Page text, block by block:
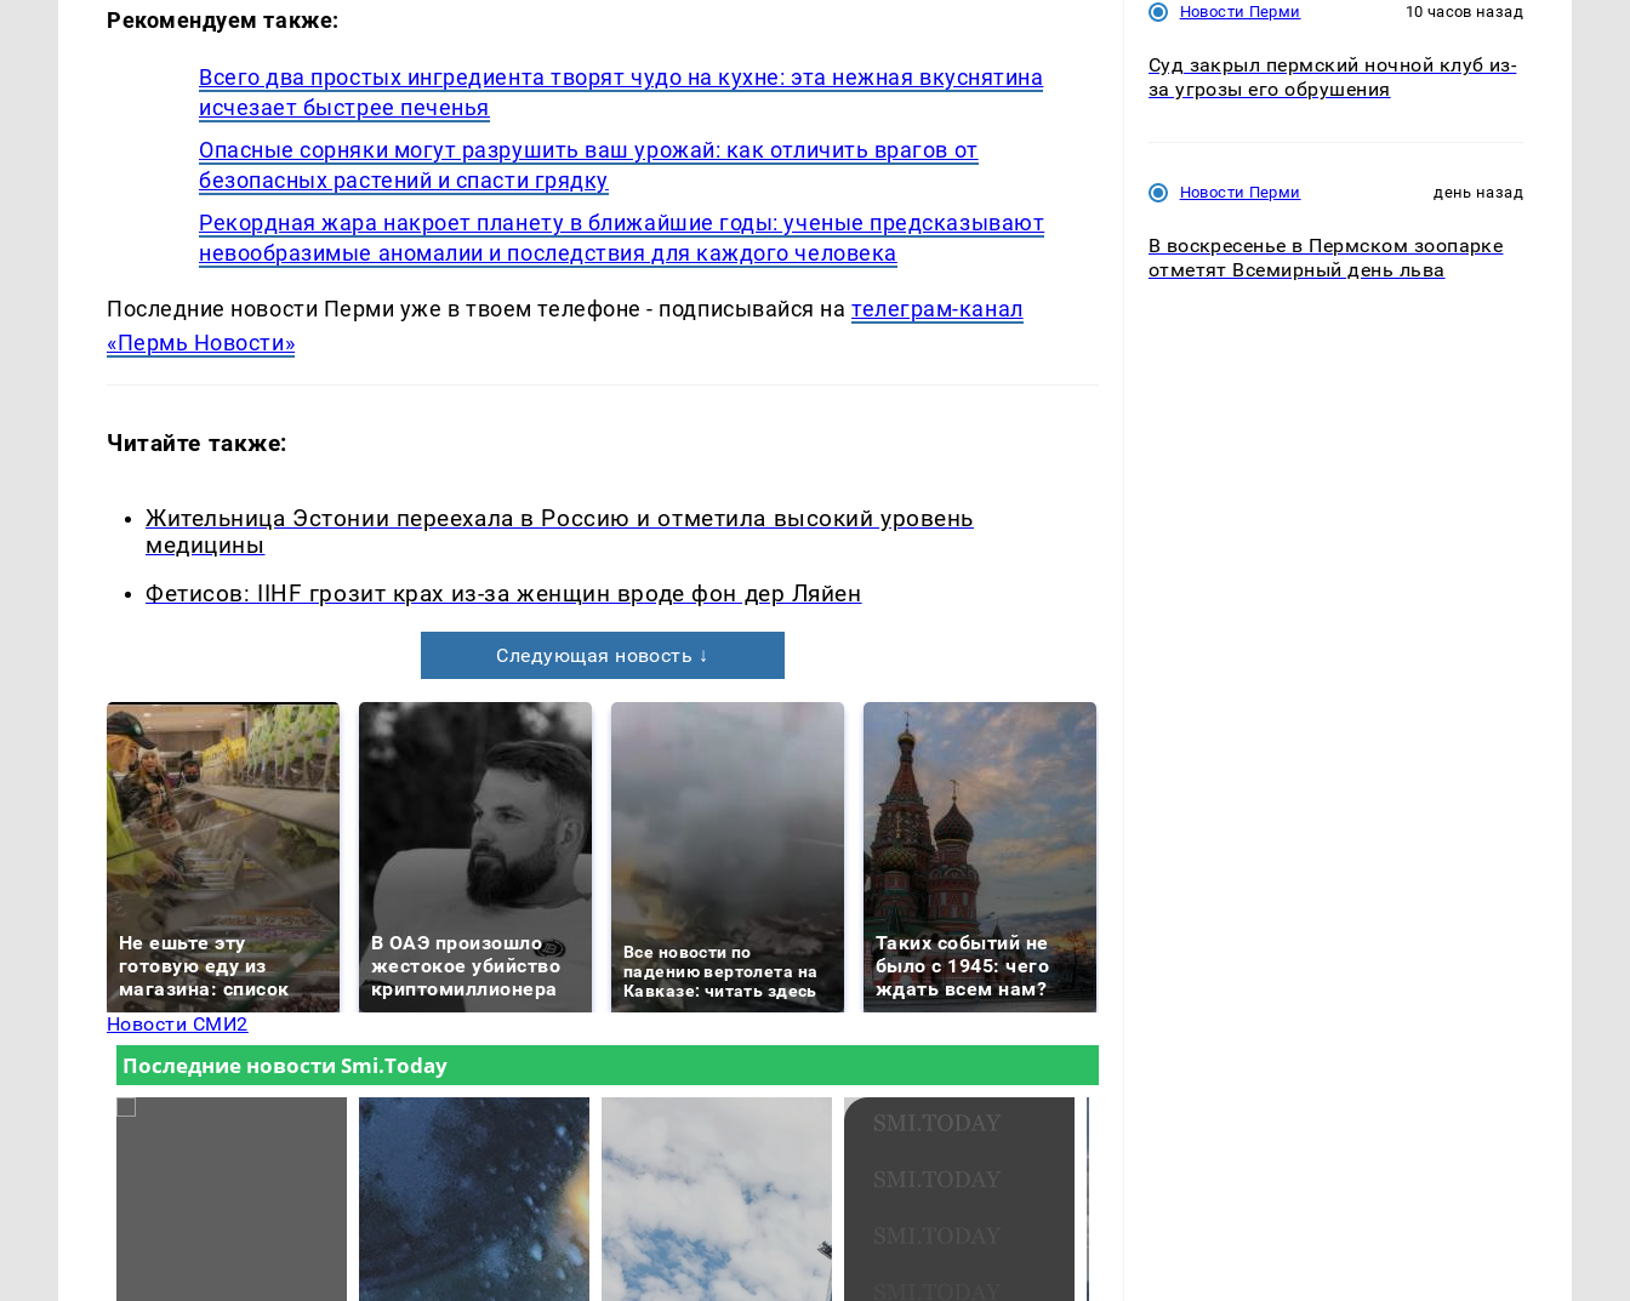
Рекомендуем также:
Всего два простых ингредиента творят чудо на кухне: эта нежная вкуснятина
исчезает быстрее печенья
Опасные сорняки могут разрушить ваш урожай: как отличить врагов от
безопасных растений и спасти грядку
Рекордная жара накроет планету в ближайшие годы: ученые предсказывают
невообразимые аномалии и последствия для каждого человека
Последние новости Перми уже в твоем телефоне - подписывайся нателеграм-канал
«Пермь Новости»
Читайте также:
Жительница Эстонии переехала в Россию и отметила высокий уровень
медицины
Фетисов: IIHF грозит крах из-за женщин вроде фон дер Ляйен
Следующая новость ↓
Не ешьте эту
готовую еду из
магазина: список
В ОАЭ произошло
жестокое убийство
криптомиллионера
Все новости по
падению вертолета на
Кавказе: читать здесь
Таких событий не
было с 1945: чего
ждать всем нам?
Новости СМИ2
Новости Перми 10 часов назад
Суд закрыл пермский ночной клуб из-
за угрозы его обрушения
Новости Перми день назад
В воскресенье в Пермском зоопарке
отметят Всемирный день льва